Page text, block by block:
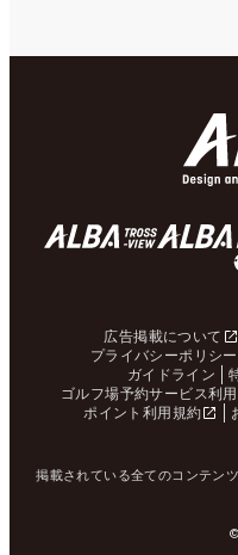
広告掲載について
プライバシーポリシー
ガイドライン
ゴルフ場予約サービス利
ポイント利用規約
掲載されている全てのコンテン